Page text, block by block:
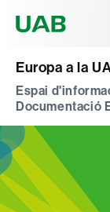
Europa a la
Espai
Documentació